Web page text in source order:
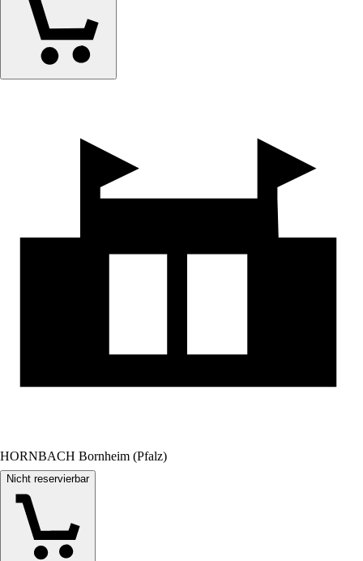
HORNBACH Bornheim (Pfalz)
Nicht reservierbar